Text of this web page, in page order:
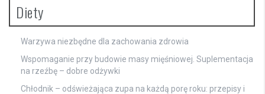
Diety
Warzywa niezbędne dla zachowania zdrowia
Wspomaganie przy budowie masy mięśniowej. Suplementacja
na rzeźbę – dobre odżywki
Chłodnik – odświeżająca zupa na każdą porę roku: przepisy i